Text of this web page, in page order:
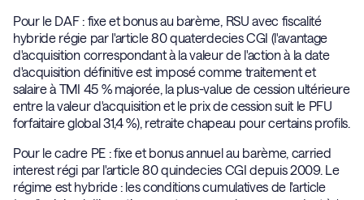
Pour le DAF : fixe et bonus au barème, RSU avec fiscalité
hybride régie par l'article 80 quaterdecies CGI (l'avantage
d'acquisition correspondant à la valeur de l'action à la date
d'acquisition définitive est imposé comme traitement et
salaire à TMI 45 % majorée, la plus-value de cession ultérieure
entre la valeur d'acquisition et le prix de cession suit le PFU
forfaitaire global 31,4 %), retraite chapeau pour certains profils.
Pour le cadre PE : fixe et bonus annuel au barème, carried
interest régi par l'article 80 quindecies CGI depuis 2009. Le
régime est hybride : les conditions cumulatives de l'article